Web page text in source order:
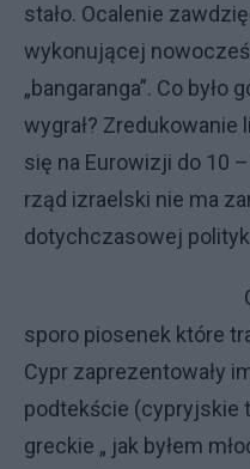
stało. Ocalenie
wykonującej
„bangaranga”. Co było
wygrał?
się na Eurowizji do 10
rząd izraelski nie ma
dotychczasowej
Co mi się
sporo piosenek które
Cypr zaprezentowały
podtekście (cypryjskie
greckie „ jak byłem